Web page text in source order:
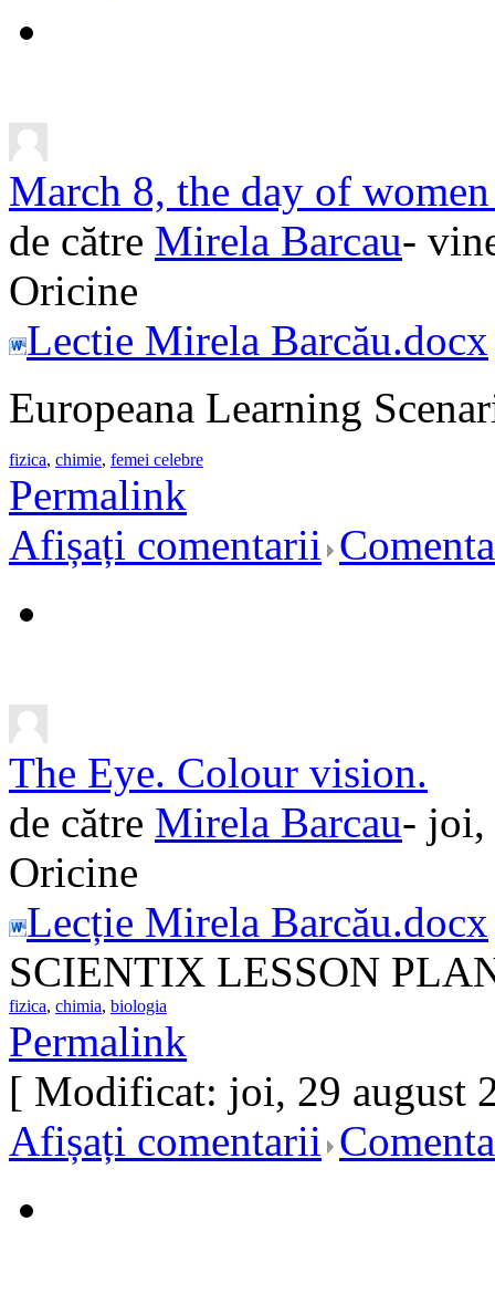
March 8, the day of
de către Mirela Barcau-
Oricine
Lectie Mirela Barcău.docx
Europeana Learning
fizica, chimie, femei celebre
Permalink
Afișați comentarii
The Eye. Colour vision.
de către Mirela Barcau- joi,
Oricine
Lecție Mirela Barcău.docx
SCIENTIX LESSON
fizica, chimia, biologia
Permalink
[ Modificat: joi, 29 august
Afișați comentarii